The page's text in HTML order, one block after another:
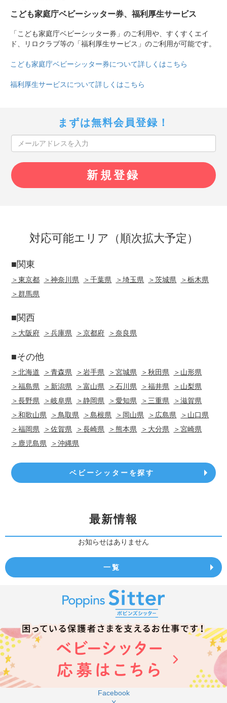
こども家庭庁ベビーシッター券、福利厚生サービス
「こども家庭庁ベビーシッター券」のご利用や、すくすくエイ
ド、リロクラブ等の「福利厚生サービス」のご利用が可能です。
こども家庭庁ベビーシッター券について詳しくはこちら
福利厚生サービスについて詳しくはこちら
まずは無料会員登録！
対応可能エリア（順次拡大予定）
■関東
＞東京都 ＞神奈川県 ＞千葉県 ＞埼玉県 ＞茨城県
＞栃木県
＞群馬県
■関西
＞大阪府 ＞兵庫県 ＞京都府 ＞奈良県
■その他
＞北海道 ＞青森県 ＞岩手県 ＞宮城県 ＞秋田県
＞山形県
＞福島県
＞新潟県 ＞富山県 ＞石川県 ＞福井県
＞山梨県
＞長野県
＞岐阜県 ＞静岡県 ＞愛知県 ＞三重県
＞滋賀県
＞和歌山県
＞鳥取県 ＞島根県 ＞岡山県 ＞広島県
＞山口県
＞福岡県
＞佐賀県 ＞長崎県 ＞熊本県 ＞大分県
＞宮崎県
＞鹿児島県
＞沖縄県
ベビーシッターを探す
最新情報
お知らせはありません
一覧
Facebook